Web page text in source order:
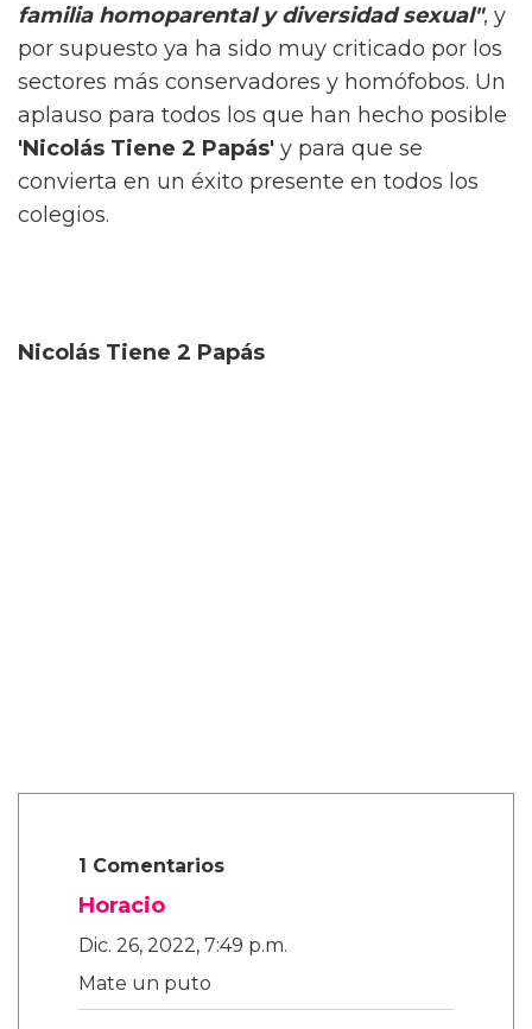
familia homoparental y diversidad sexual", y
por supuesto ya ha sido muy criticado por los
sectores más conservadores y homófobos. Un
aplauso para todos los que han hecho posible
'Nicolás Tiene 2 Papás' y para que se
convierta en un éxito presente en todos los
colegios.
Nicolás Tiene 2 Papás
1 Comentarios
Horacio
Dic. 26, 2022, 7:49 p.m.
Mate un puto